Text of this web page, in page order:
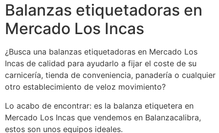
Balanzas etiquetadoras en
Mercado Los Incas
¿Busca una balanzas etiquetadoras en Mercado Los
Incas de calidad para ayudarlo a fijar el coste de su
carnicería, tienda de conveniencia, panadería o cualquier
otro establecimiento de veloz movimiento?
Lo acabo de encontrar: es la balanza etiquetera en
Mercado Los Incas que vendemos en Balanzacalibra,
estos son unos equipos ideales.